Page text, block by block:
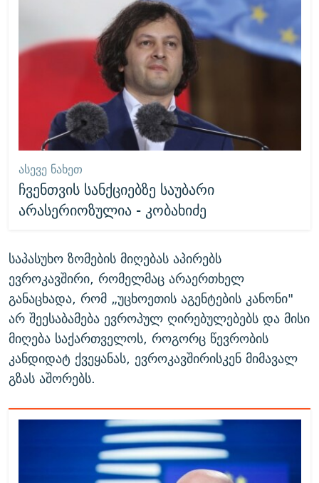
ᲐᲡᲔᲕᲔ ᲜᲐᲮᲔᲗ
ჩვენთვის სანქციებზე საუბარი
არასერიოზულია - კობახიძე
საპასუხო ზომების მიღებას აპირებს
ევროკავშირი, რომელმაც არაერთხელ
განაცხადა, რომ „უცხოეთის აგენტების კანონი"
არ შეესაბამება ევროპულ ღირებულებებს და მისი
მიღება საქართველოს, როგორც წევრობის
კანდიდატ ქვეყანას, ევროკავშირისკენ მიმავალ
გზას აშორებს.